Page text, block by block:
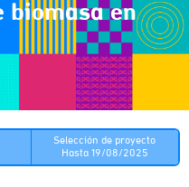
biomasa en
Selección de proyecto
Hasta 19/08/2025